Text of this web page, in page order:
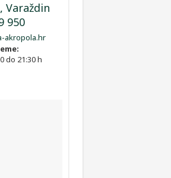
Varaždin
950
akropola.hr
do 21:30 h